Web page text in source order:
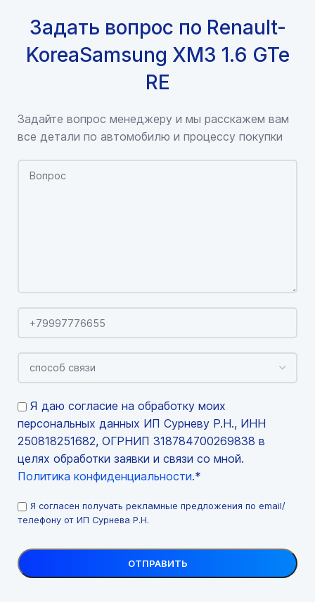
Задать вопрос по Renault-
KoreaSamsung XM3 1.6 GTe
RE
Задайте вопрос менеджеру и мы расскажем вам
все детали по автомобилю и процессу покупки
Я даю согласие на обработку моих
персональных данных ИП Сурневу Р.Н., ИНН
250818251682, ОГРНИП 318784700269838 в
целях обработки заявки и связи со мной.
Политика конфиденциальности.*
Я согласен получать рекламные предложения по email/
телефону от ИП Сурнева Р.Н.